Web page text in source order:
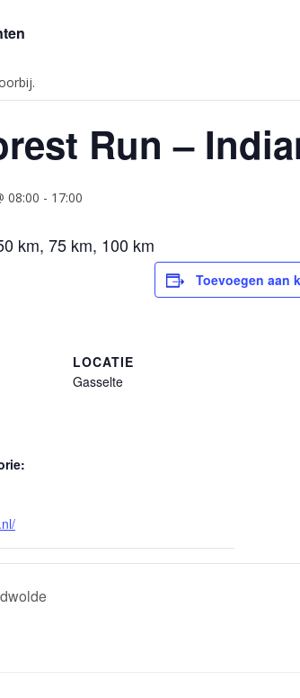
Run –
08:00 - 17:00
km, 75 km, 100 km
Toevoegen aan
LOCATIE
Gasselte